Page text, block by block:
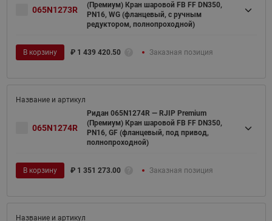
065N1273R
(Премиум) Кран шаровой FB FF DN350,
PN16, WG (фланцевый, с ручным
редуктором, полнопроходной)
В корзину ₽ 1 439 420.50 Заказная позиция
065N1274R
Ридан 065N1274R — RJIP Premium
(Премиум) Кран шаровой FB FF DN350,
PN16, GF (фланцевый, под привод,
полнопроходной)
В корзину ₽ 1 351 273.00 Заказная позиция